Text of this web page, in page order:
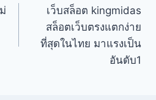
เว็บสล็อต kingmidas
สล็อตเว็บตรงแตกง่าย
ที่สุดในไทย มาแรงเป็น
อันดับ1